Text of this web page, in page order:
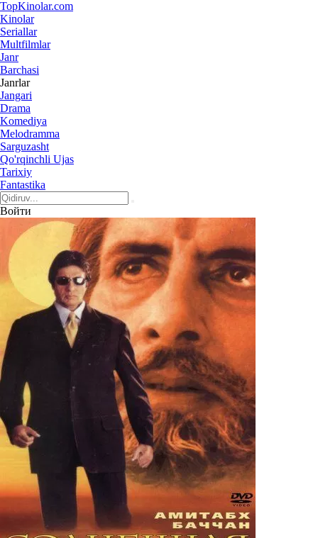
TopKinolar.com
Kinolar
Seriallar
Multfilmlar
Janr
Barchasi
Janrlar
Jangari
Drama
Komediya
Melodramma
Sarguzasht
Qo'rqinchli Ujas
Tarixiy
Fantastika
Войти